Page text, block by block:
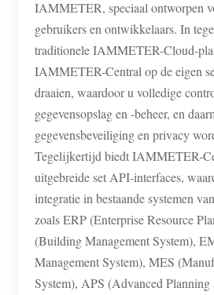
IAMMETER, speciaal ontworpen
gebruikers en ontwikkelaars. In
traditionele IAMMETER-Cloud-
IAMMETER-Central op de eigen
draaien, waardoor u volledige
gegevensopslag en -beheer, en
gegevensbeveiliging en privacy
Tegelijkertijd biedt IAMMETER-
uitgebreide set API-interfaces,
integratie in bestaande systemen
zoals ERP (Enterprise Resource
(Building Management System),
Management System), MES
System), APS (Advanced Planning